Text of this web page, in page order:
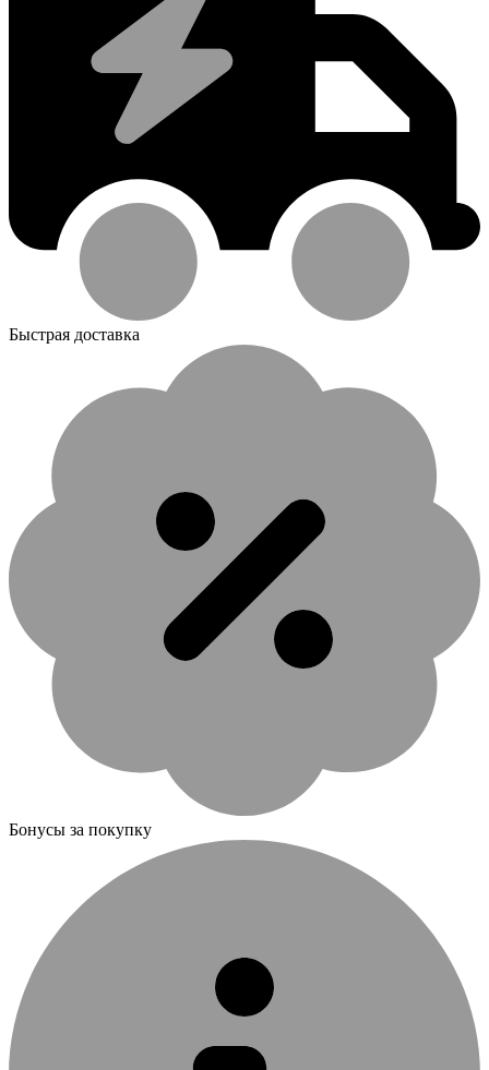
Быстрая доставка
Бонусы за покупку